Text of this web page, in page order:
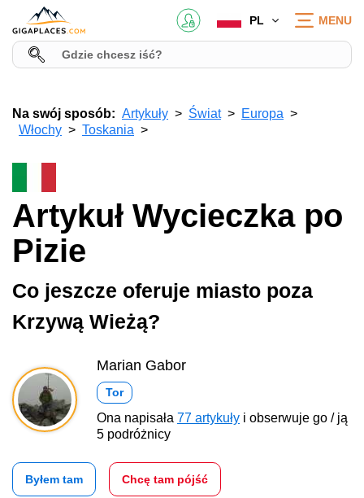
PL MENU
Na swój sposób: Artykuły Świat
Europa
Włochy
Toskania
Artykuł Wycieczka po
Pizie
Co jeszcze oferuje miasto poza
Krzywą Wieżą?
Marian Gabor
Tor
Ona napisała 77 artykuły i obserwuje go / ją
5 podróżnicy
Byłem tam Chcę tam pójść